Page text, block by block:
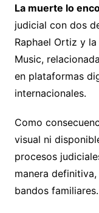
La muerte lo
judicial con dos
Raphael Ortiz y
Music,
en plataformas
internacionales.
Como
visual ni
procesos
manera
bandos familiares.